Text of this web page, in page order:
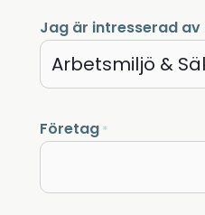
Jag är intresserad
Företag *